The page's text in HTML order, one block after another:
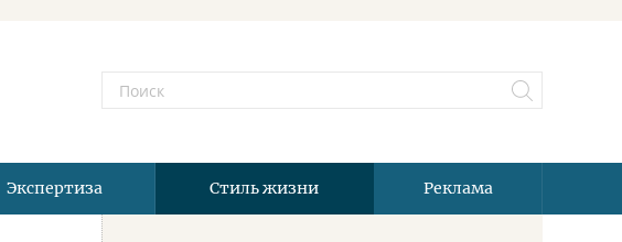
Экспертиза Стиль жизни Реклама